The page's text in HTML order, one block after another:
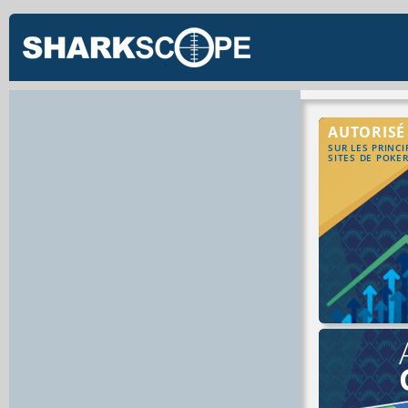
AUTORISÉ
SUR LES
SITES DE POKER